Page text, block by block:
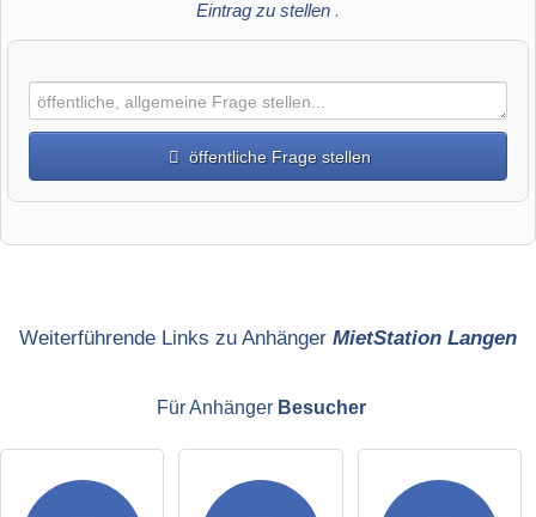
Eintrag zu stellen .
öffentliche Frage stellen
E-Mail-Adresse (wird nicht veröffentlicht)
Weiterführende Links zu Anhänger MietStation Langen
Für Anhänger Besucher